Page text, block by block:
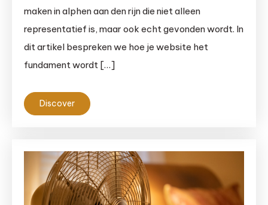
maken in alphen aan den rijn die niet alleen
representatief is, maar ook echt gevonden wordt. In
dit artikel bespreken we hoe je website het
fundament wordt […]
Discover